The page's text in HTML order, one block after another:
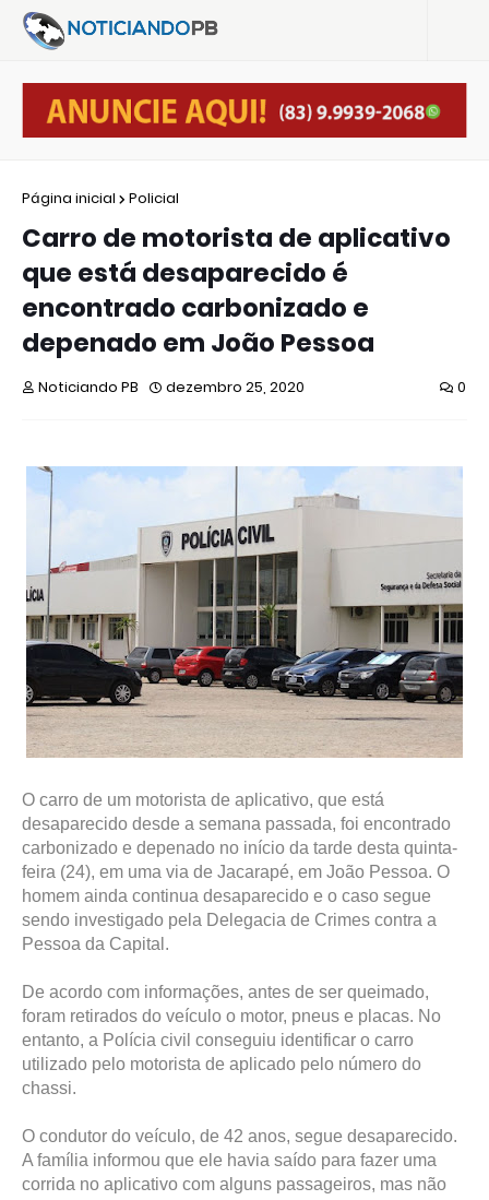
Página inicial Policial
Carro de motorista de aplicativo
que está desaparecido é
encontrado carbonizado e
depenado em João Pessoa
Noticiando PB dezembro 25, 2020 0
O carro de um motorista de aplicativo, que está
desaparecido desde a semana passada, foi encontrado
carbonizado e depenado no início da tarde desta quinta-
feira (24), em uma via de Jacarapé, em João Pessoa. O
homem ainda continua desaparecido e o caso segue
sendo investigado pela Delegacia de Crimes contra a
Pessoa da Capital.
De acordo com informações, antes de ser queimado,
foram retirados do veículo o motor, pneus e placas. No
entanto, a Polícia civil conseguiu identificar o carro
utilizado pelo motorista de aplicado pelo número do
chassi.
O condutor do veículo, de 42 anos, segue desaparecido.
A família informou que ele havia saído para fazer uma
corrida no aplicativo com alguns passageiros, mas não